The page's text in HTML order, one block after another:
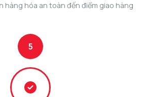
hàng hóa an toàn đến điểm giao hàng
5